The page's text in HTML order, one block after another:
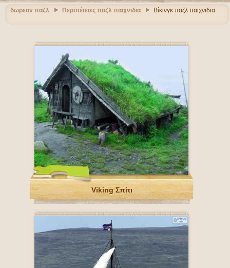
δωρεαν παζλ Περιπέτειες παζλ παιχνιδια Βίκινγκ παζλ παιχνιδια
Viking Σπίτι